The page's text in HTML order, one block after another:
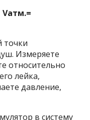
точки
Измеряете
относительно
лейка,
давление,